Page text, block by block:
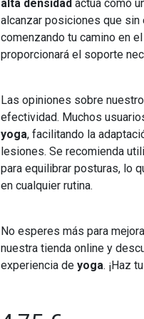
alta densidad actúa como
alcanzar posiciones que
comenzando tu camino en el
proporcionará el soporte
Las opiniones sobre nuestro
efectividad. Muchos
yoga, facilitando la
lesiones. Se recomienda
para equilibrar posturas, lo
en cualquier rutina.
No esperes más para
nuestra tienda online y
experiencia de yoga. ¡Haz